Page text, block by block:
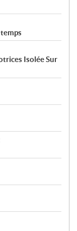
Isolée Sur